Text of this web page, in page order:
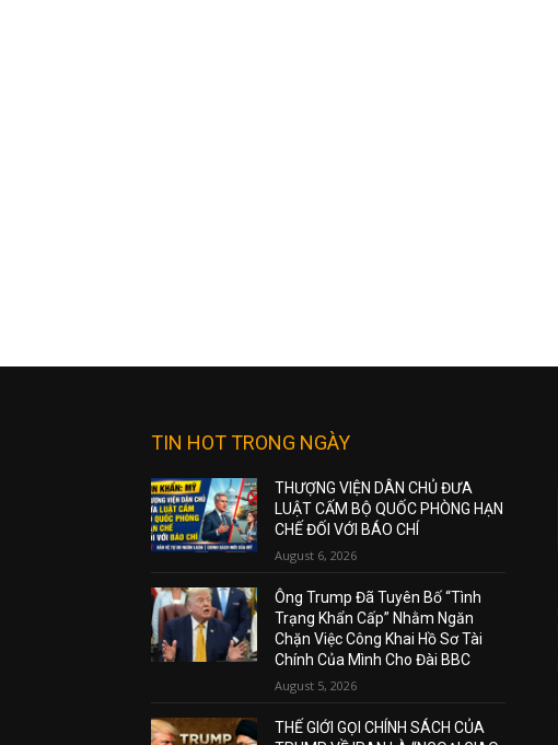
TIN HOT TRONG NGÀY
THƯỢNG VIỆN DÂN CHỦ ĐƯA
LUẬT CẤM BỘ QUỐC PHÒNG HẠN
CHẾ ĐỐI VỚI BÁO CHÍ
August 6, 2026
Ông Trump Đã Tuyên Bố “Tình
Trạng Khẩn Cấp” Nhằm Ngăn
Chặn Việc Công Khai Hồ Sơ Tài
Chính Của Mình Cho Đài BBC
August 5, 2026
THẾ GIỚI GỌI CHÍNH SÁCH CỦA